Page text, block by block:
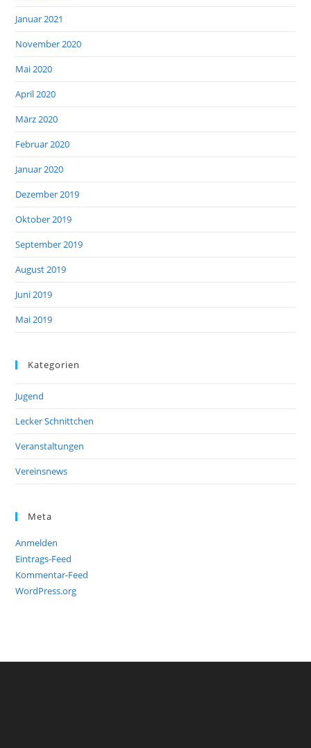
Januar 2021
November 2020
Mai 2020
April 2020
März 2020
Februar 2020
Januar 2020
Dezember 2019
Oktober 2019
September 2019
August 2019
Juni 2019
Mai 2019
Kategorien
Jugend
Lecker Schnittchen
Veranstaltungen
Vereinsnews
Meta
Anmelden
Eintrags-Feed
Kommentar-Feed
WordPress.org